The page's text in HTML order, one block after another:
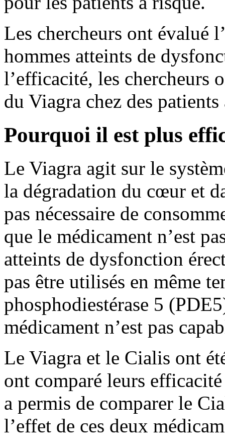
Les chercheurs ont évalué
hommes atteints de
l’efficacité, les chercheurs
du Viagra chez des
Pourquoi il est plus
Le Viagra agit sur le
la dégradation du cœur et
pas nécessaire de
que le médicament n’est
atteints de dysfonction
pas être utilisés en même
phosphodiestérase 5
médicament n’est pas
Le Viagra et le Cialis ont
ont comparé leurs
a permis de comparer le
l’effet de ces deux